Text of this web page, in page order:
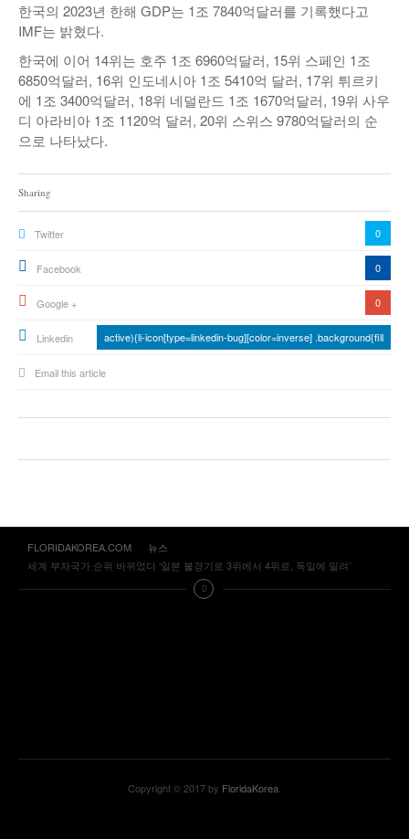
한국의 2023년 한해 GDP는 1조 7840억달러를 기록했다고
IMF는 밝혔다.
한국에 이어 14위는 호주 1조 6960억달러, 15위 스페인 1조
6850억달러, 16위 인도네시아 1조 5410억 달러, 17위 튀르키
에 1조 3400억달러, 18위 네덜란드 1조 1670억달러, 19위 사우
디 아라비아 1조 1120억 달러, 20위 스위스 9780억달러의 순
으로 나타났다.
Sharing
Twitter 0
Facebook 0
Google + 0
Linkedin active){li-icon[type=linkedin-bug][color=inverse] .background{fill
Email this article
FLORIDAKOREA.COM
뉴스
세계 부자국가 순위 바뀌었다 ‘일본 불경기로 3위에서 4위로, 독일에 밀려’
Copyright © 2017 by FloridaKorea